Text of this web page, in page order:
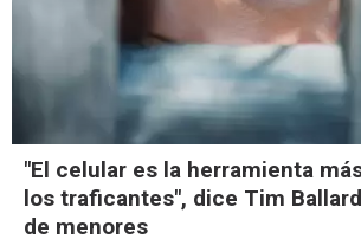
"El celular es la herramienta
los traficantes", dice Tim
de menores